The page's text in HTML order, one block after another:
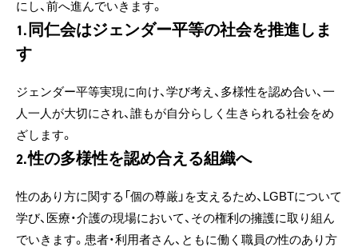
にし、前へ進んでいきます。
1.同仁会はジェンダー平等の社会を推進しま
す
ジェンダー平等実現に向け、学び考え、多様性を認め合い、一
人一人が大切にされ、誰もが自分らしく生きられる社会をめ
ざします。
2.性の多様性を認め合える組織へ
性のあり方に関する「個の尊厳」を支えるため、LGBTについて
学び、医療・介護の現場において、その権利の擁護に取り組ん
でいきます。患者・利用者さん、ともに働く職員の性のあり方